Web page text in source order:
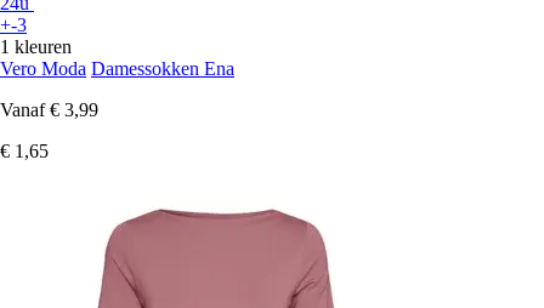
+-3
1 kleuren
Vero Moda Damessokken Ena
Vanaf € 3,99
€ 1,65